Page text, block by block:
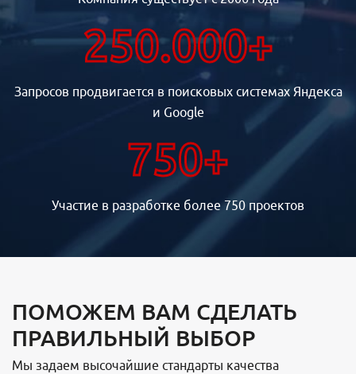
250.000+
Запросов продвигается в поисковых системах Яндекса
и Google
750+
Участие в разработке более 750 проектов
ПОМОЖЕМ ВАМ СДЕЛАТЬ
ПРАВИЛЬНЫЙ ВЫБОР
Мы задаем высочайшие стандарты качества